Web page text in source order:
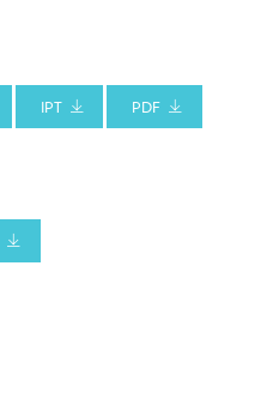
IPT PDF